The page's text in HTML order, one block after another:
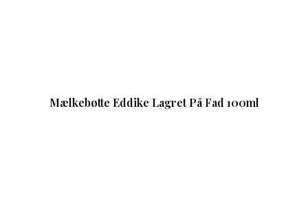
Mælkebøtte Eddike Lagret På Fad 100ml